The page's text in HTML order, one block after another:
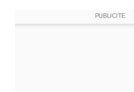
PUBLICITE